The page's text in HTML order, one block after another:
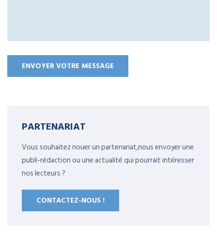
PARTENARIAT
Vous souhaitez nouer un partenariat,nous envoyer une
publi-rédaction ou une actualité qui pourrait intéresser
nos lecteurs ?
CONTACTEZ-NOUS !